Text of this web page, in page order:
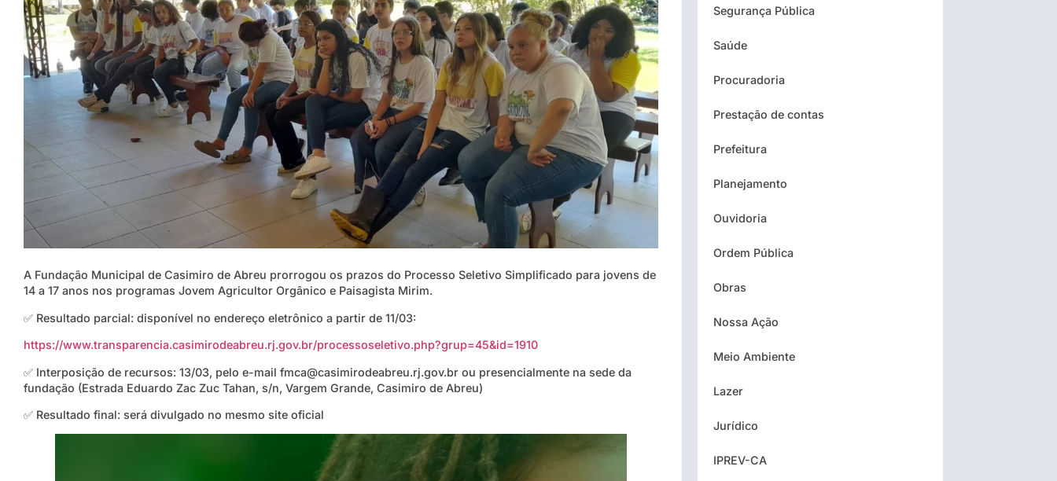
A Fundação Municipal de Casimiro de Abreu prorrogou os prazos do Processo Seletivo Simplificado para jovens de
14 a 17 anos nos programas Jovem Agricultor Orgânico e Paisagista Mirim.
✅ Resultado parcial: disponível no endereço eletrônico a partir de 11/03:
https://www.transparencia.casimirodeabreu.rj.gov.br/processoseletivo.php?grup=45&id=1910
✅ Interposição de recursos: 13/03, pelo e-mail fmca@casimirodeabreu.rj.gov.br ou presencialmente na sede da
fundação (Estrada Eduardo Zac Zuc Tahan, s/n, Vargem Grande, Casimiro de Abreu)
✅ Resultado final: será divulgado no mesmo site oficial
Segurança Pública
Saúde
Procuradoria
Prestação de contas
Prefeitura
Planejamento
Ouvidoria
Ordem Pública
Obras
Nossa Ação
Meio Ambiente
Lazer
Jurídico
IPREV-CA